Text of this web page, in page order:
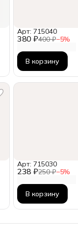
380 ₽400 ₽−5%
Арт: 715040
В корзину
238 ₽250 ₽−5%
Арт: 715030
В корзину